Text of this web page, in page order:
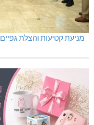
מניעת קטיעות והצלת גפיים